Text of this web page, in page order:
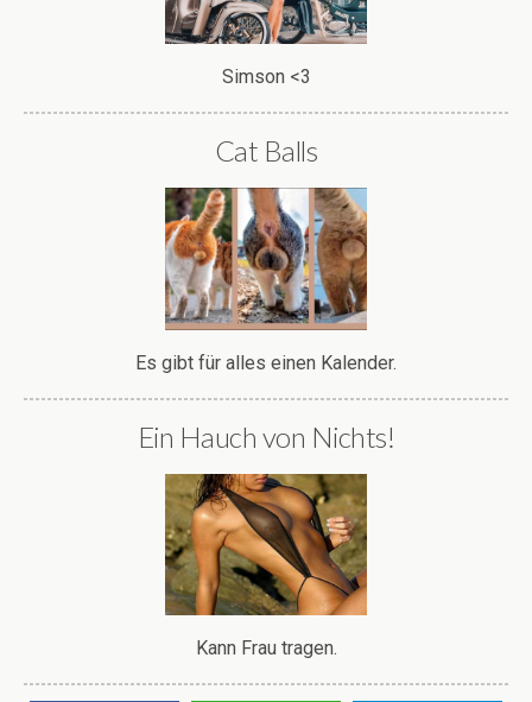
Simson <3
Cat Balls
Es gibt für alles einen Kalender.
Ein Hauch von Nichts!
Kann Frau tragen.